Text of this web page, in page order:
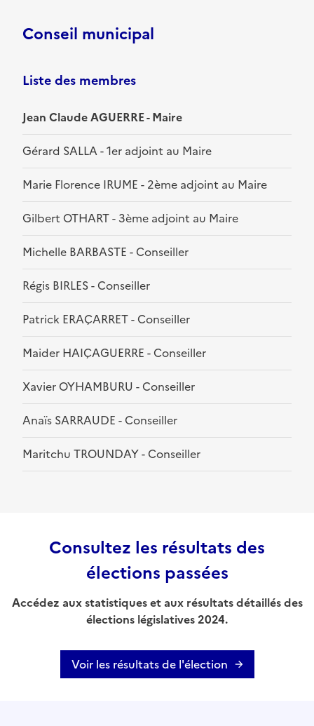
Conseil municipal
Liste des membres
Jean Claude AGUERRE - Maire
Gérard SALLA - 1er adjoint au Maire
Marie Florence IRUME - 2ème adjoint au Maire
Gilbert OTHART - 3ème adjoint au Maire
Michelle BARBASTE - Conseiller
Régis BIRLES - Conseiller
Patrick ERAÇARRET - Conseiller
Maider HAIÇAGUERRE - Conseiller
Xavier OYHAMBURU - Conseiller
Anaïs SARRAUDE - Conseiller
Maritchu TROUNDAY - Conseiller
Consultez les résultats des
élections passées
Accédez aux statistiques et aux résultats détaillés des
élections législatives 2024.
Voir les résultats de l'élection